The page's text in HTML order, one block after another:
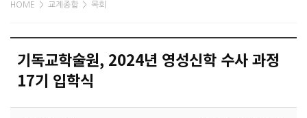
HOME > 교계종합 > 목회
기독교학술원, 2024년 영성신학 수사 과정
17기 입학식